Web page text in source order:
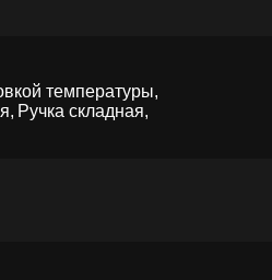
температуры
Ручка складная